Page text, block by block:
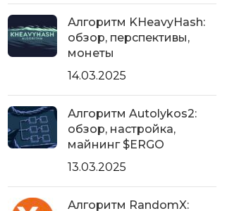
Алгоритм KHeavyHash:
обзор, перспективы,
монеты
14.03.2025
Алгоритм Autolykos2:
обзор, настройка,
майнинг $ERGO
13.03.2025
Алгоритм RandomX: